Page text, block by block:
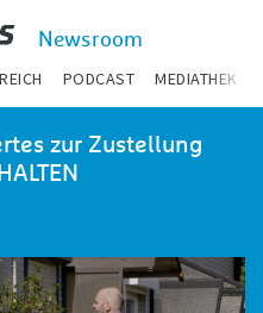
Newsroom
PODCAST MEDIATHEK
zur Zustellung